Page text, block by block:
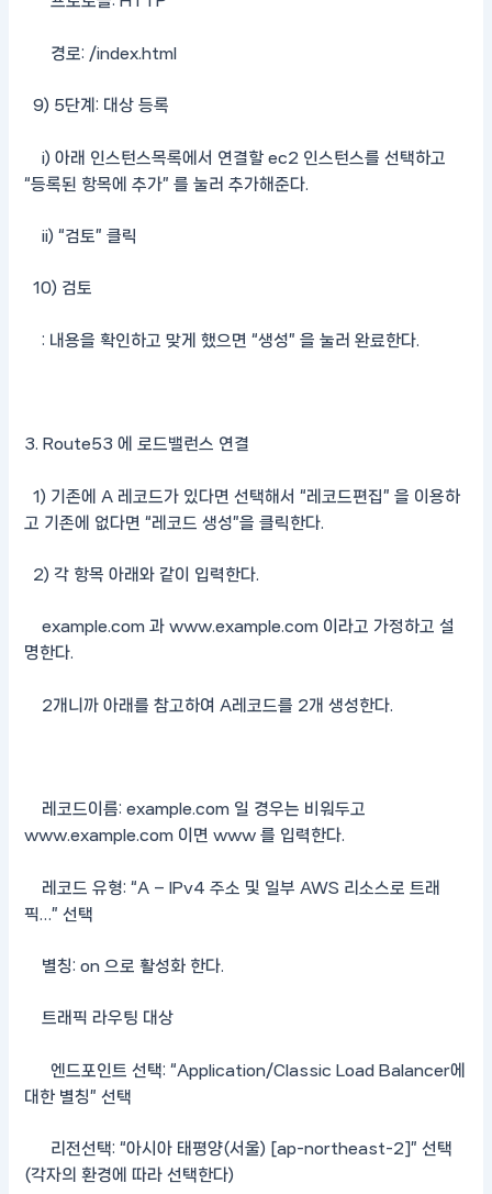
경로: /index.html
9) 5단계: 대상 등록
i) 아래 인스턴스목록에서 연결할 ec2 인스턴스를 선택하고
“등록된 항목에 추가” 를 눌러 추가해준다.
ii) “검토” 클릭
10) 검토
: 내용을 확인하고 맞게 했으면 “생성” 을 눌러 완료한다.
3. Route53 에 로드밸런스 연결
1) 기존에 A 레코드가 있다면 선택해서 “레코드편집” 을 이용하
고 기존에 없다면 “레코드 생성”을 클릭한다.
2) 각 항목 아래와 같이 입력한다.
example.com 과 www.example.com 이라고 가정하고 설
명한다.
2개니까 아래를 참고하여 A레코드를 2개 생성한다.
레코드이름: example.com 일 경우는 비워두고
www.example.com 이면 www 를 입력한다.
레코드 유형: “A – IPv4 주소 및 일부 AWS 리소스로 트래
픽…” 선택
별칭: on 으로 활성화 한다.
트래픽 라우팅 대상
엔드포인트 선택: “Application/Classic Load Balancer에
대한 별칭” 선택
리전선택: “아시아 태평양(서울) [ap-northeast-2]” 선택
(각자의 환경에 따라 선택한다)